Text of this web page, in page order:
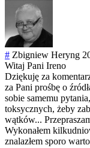
# Zbigniew Heryng
Witaj Pani Ireno
Dziękuję za
za Pani prośbę o
sobie samemu
toksycznych, żeby
wątków...
Wykonałem
znalazłem sporo